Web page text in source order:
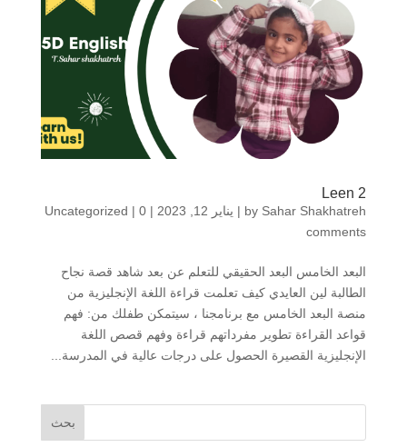
Leen 2
by Sahar Shakhatreh
| يناير 12, 2023 |
Uncategorized |0
comments
البعد الخامس البعد الحقيقي للتعلم عن بعد شاهد قصة نجاح
الطالبة لين العايدي كيف تعلمت قراءة اللغة الإنجليزية من
منصة البعد الخامس مع برنامجنا ، سيتمكن طفلك من: فهم
قواعد القراءة تطوير مفرداتهم قراءة وفهم قصص اللغة
الإنجليزية القصيرة الحصول على درجات عالية في المدرسة...